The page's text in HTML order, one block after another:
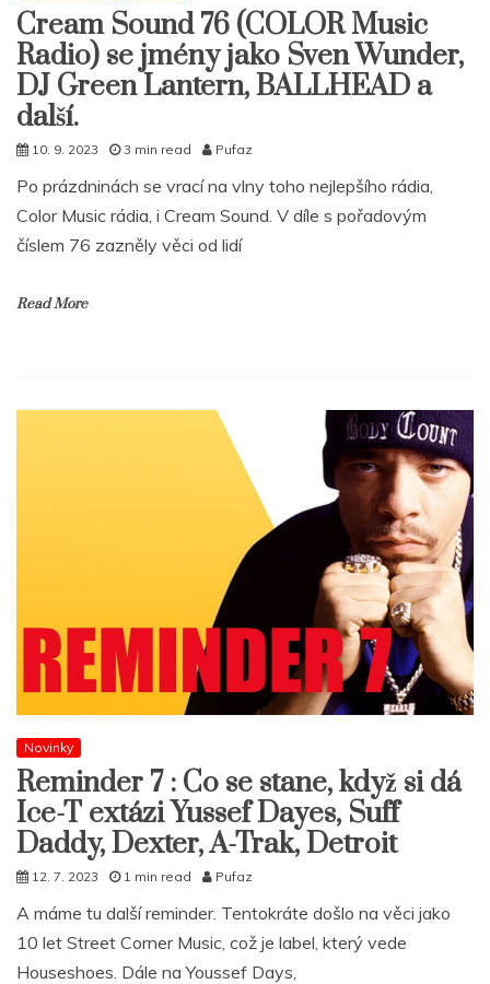
Cream Sound 76 (COLOR Music
Radio) se jmény jako Sven Wunder,
DJ Green Lantern, BALLHEAD a
další.
10. 9. 2023 3 min read Pufaz
Po prázdninách se vrací na vlny toho nejlepšího rádia,
Color Music rádia, i Cream Sound. V díle s pořadovým
číslem 76 zazněly věci od lidí
Read More
Novinky
Reminder 7 : Co se stane, když si dá
Ice-T extázi Yussef Dayes, Suff
Daddy, Dexter, A-Trak, Detroit
12. 7. 2023 1 min read Pufaz
A máme tu další reminder. Tentokráte došlo na věci jako
10 let Street Corner Music, což je label, který vede
Houseshoes. Dále na Youssef Days,